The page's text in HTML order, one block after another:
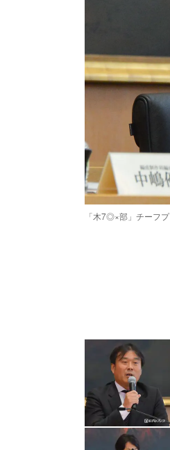
「木7◎×部」チーフ